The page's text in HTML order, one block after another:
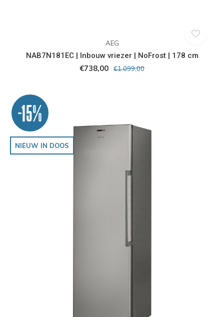
AEG
NAB7N181EC | Inbouw vriezer | NoFrost | 178 cm
€738,00 €1.099,00
-15%
NIEUW IN DOOS